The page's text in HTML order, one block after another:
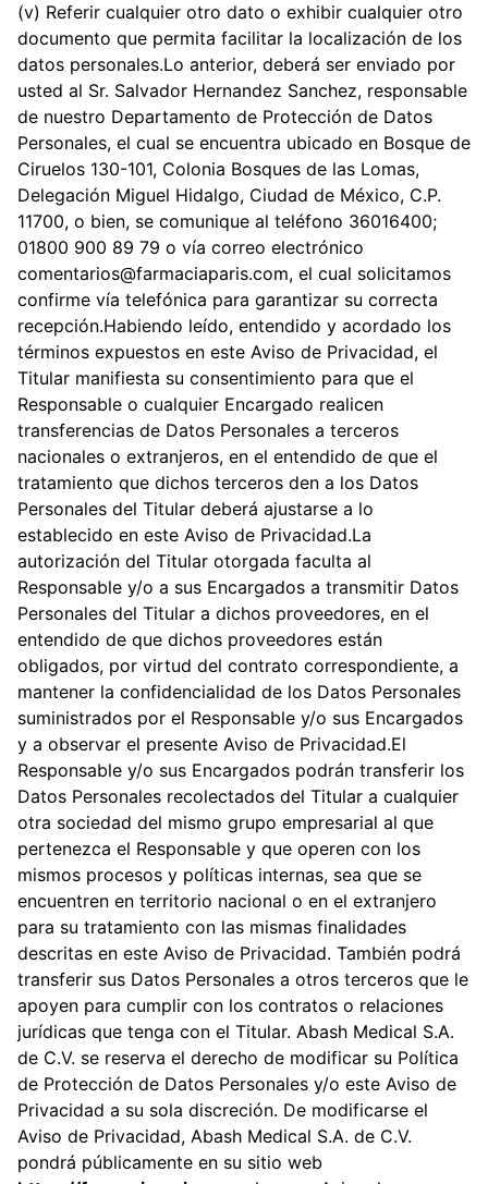
(v) Referir cualquier otro dato o exhibir cualquier otro
documento que permita facilitar la localización de los
datos personales.Lo anterior, deberá ser enviado por
usted al Sr. Salvador Hernandez Sanchez, responsable
de nuestro Departamento de Protección de Datos
Personales, el cual se encuentra ubicado en Bosque de
Ciruelos 130-101, Colonia Bosques de las Lomas,
Delegación Miguel Hidalgo, Ciudad de México, C.P.
11700, o bien, se comunique al teléfono 36016400;
01800 900 89 79 o vía correo electrónico
comentarios@farmaciaparis.com, el cual solicitamos
confirme vía telefónica para garantizar su correcta
recepción.Habiendo leído, entendido y acordado los
términos expuestos en este Aviso de Privacidad, el
Titular manifiesta su consentimiento para que el
Responsable o cualquier Encargado realicen
transferencias de Datos Personales a terceros
nacionales o extranjeros, en el entendido de que el
tratamiento que dichos terceros den a los Datos
Personales del Titular deberá ajustarse a lo
establecido en este Aviso de Privacidad.La
autorización del Titular otorgada faculta al
Responsable y/o a sus Encargados a transmitir Datos
Personales del Titular a dichos proveedores, en el
entendido de que dichos proveedores están
obligados, por virtud del contrato correspondiente, a
mantener la confidencialidad de los Datos Personales
suministrados por el Responsable y/o sus Encargados
y a observar el presente Aviso de Privacidad.El
Responsable y/o sus Encargados podrán transferir los
Datos Personales recolectados del Titular a cualquier
otra sociedad del mismo grupo empresarial al que
pertenezca el Responsable y que operen con los
mismos procesos y políticas internas, sea que se
encuentren en territorio nacional o en el extranjero
para su tratamiento con las mismas finalidades
descritas en este Aviso de Privacidad. También podrá
transferir sus Datos Personales a otros terceros que le
apoyen para cumplir con los contratos o relaciones
jurídicas que tenga con el Titular. Abash Medical S.A.
de C.V. se reserva el derecho de modificar su Política
de Protección de Datos Personales y/o este Aviso de
Privacidad a su sola discreción. De modificarse el
Aviso de Privacidad, Abash Medical S.A. de C.V.
pondrá públicamente en su sitio web